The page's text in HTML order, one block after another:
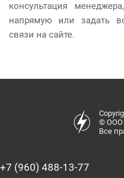
консультация
напрямую или задать
связи на сайте.
© ООО
Все
+7 (960) 488-13-77